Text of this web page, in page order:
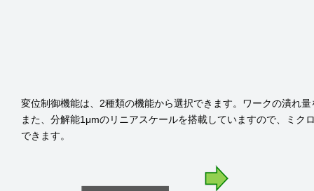
変位制御機能は、2種類の機能から選択できます。ワークの潰れ
また、分解能1μmのリニアスケールを搭載していますので、ミ
できます。